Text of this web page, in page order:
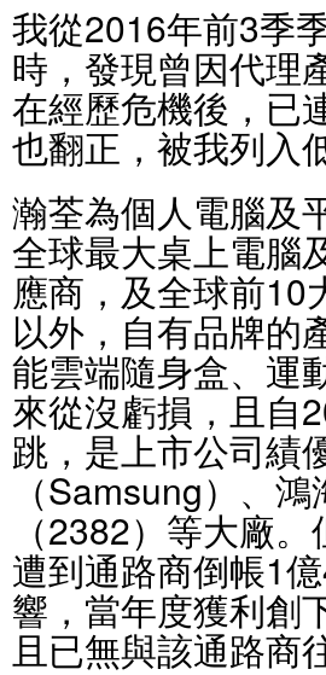
我從2016年前3季
時，發現曾因代理
在經歷危機後，已
也翻正，被我列入
瀚荃為個人電腦及
全球最大桌上電腦
應商，及全球前10
以外，自有品牌的
能雲端隨身盒、運
來從沒虧損，且自
跳，是上市公司績
（Samsung）、
（2382）等大廠
遭到通路商倒帳1
響，當年度獲利創
且已無與該通路商